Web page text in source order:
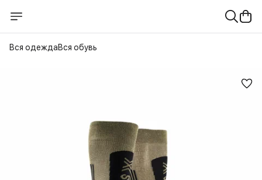
Вся одеждаВся обувь